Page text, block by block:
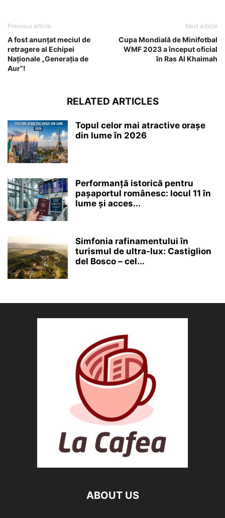
Previous article
A fost anunțat meciul de
retragere al Echipei
Naționale „Generația de
Aur”!
Next article
Cupa Mondială de Minifotbal
WMF 2023 a început oficial
în Ras Al Khaimah
RELATED ARTICLES
Topul celor mai atractive orașe
din lume în 2026
Performanță istorică pentru
pașaportul românesc: locul 11 în
lume și acces...
Simfonia rafinamentului în
turismul de ultra-lux: Castiglion
del Bosco – cel...
ABOUT US